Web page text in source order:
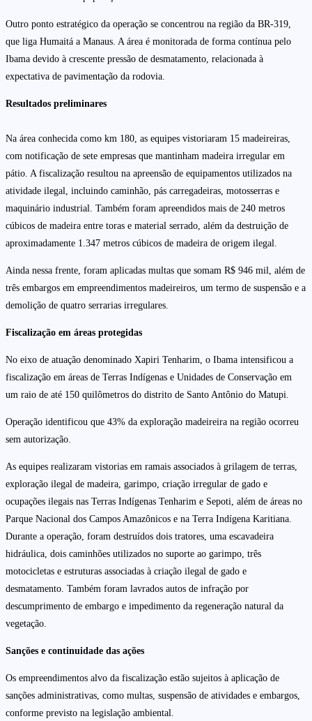
Outro ponto estratégico da operação se concentrou na região da BR-319,
que liga Humaitá a Manaus. A área é monitorada de forma contínua pelo
Ibama devido à crescente pressão de desmatamento, relacionada à
expectativa de pavimentação da rodovia.
Resultados preliminares
Na área conhecida como km 180, as equipes vistoriaram 15 madeireiras,
com notificação de sete empresas que mantinham madeira irregular em
pátio. A fiscalização resultou na apreensão de equipamentos utilizados na
atividade ilegal, incluindo caminhão, pás carregadeiras, motosserras e
maquinário industrial. Também foram apreendidos mais de 240 metros
cúbicos de madeira entre toras e material serrado, além da destruição de
aproximadamente 1.347 metros cúbicos de madeira de origem ilegal.
Ainda nessa frente, foram aplicadas multas que somam R$ 946 mil, além de
três embargos em empreendimentos madeireiros, um termo de suspensão e a
demolição de quatro serrarias irregulares.
Fiscalização em áreas protegidas
No eixo de atuação denominado Xapiri Tenharim, o Ibama intensificou a
fiscalização em áreas de Terras Indígenas e Unidades de Conservação em
um raio de até 150 quilômetros do distrito de Santo Antônio do Matupi.
Operação identificou que 43% da exploração madeireira na região ocorreu
sem autorização.
As equipes realizaram vistorias em ramais associados à grilagem de terras,
exploração ilegal de madeira, garimpo, criação irregular de gado e
ocupações ilegais nas Terras Indígenas Tenharim e Sepoti, além de áreas no
Parque Nacional dos Campos Amazônicos e na Terra Indígena Karitiana.
Durante a operação, foram destruídos dois tratores, uma escavadeira
hidráulica, dois caminhões utilizados no suporte ao garimpo, três
motocicletas e estruturas associadas à criação ilegal de gado e
desmatamento. Também foram lavrados autos de infração por
descumprimento de embargo e impedimento da regeneração natural da
vegetação.
Sanções e continuidade das ações
Os empreendimentos alvo da fiscalização estão sujeitos à aplicação de
sanções administrativas, como multas, suspensão de atividades e embargos,
conforme previsto na legislação ambiental.